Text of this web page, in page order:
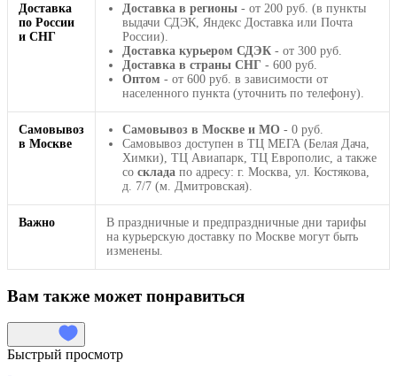
Доставка
по России
и СНГ
Доставка в регионы - от 200 руб. (в пункты
выдачи СДЭК, Яндекс Доставка или Почта
России).
Доставка курьером СДЭК - от 300 руб.
Доставка в страны СНГ - 600 руб.
Оптом - от 600 руб. в зависимости от
населенного пункта (уточнить по телефону).
Самовывоз
в Москве
Самовывоз в Москве и МО - 0 руб.
Самовывоз доступен в ТЦ МЕГА (Белая Дача,
Химки), ТЦ Авиапарк, ТЦ Европолис, а также
со склада по адресу: г. Москва, ул. Костякова,
д. 7/7 (м. Дмитровская).
Важно
В праздничные и предпраздничные дни тарифы
на курьерскую доставку по Москве могут быть
изменены.
Вам также может понравиться
Быстрый просмотр